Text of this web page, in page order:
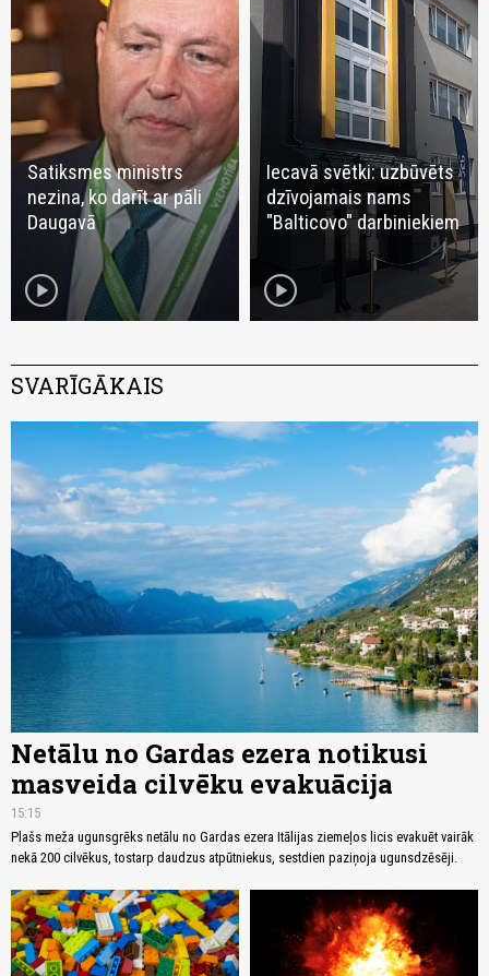
Satiksmes ministrs
nezina, ko darīt ar pāli
Daugavā
play_circle
Iecavā svētki: uzbūvēts
dzīvojamais nams
"Balticovo" darbiniekiem
play_circle
SVARĪGĀKAIS
Netālu no Gardas ezera notikusi
masveida cilvēku evakuācija
15:15
Plašs meža ugunsgrēks netālu no Gardas ezera Itālijas ziemeļos licis evakuēt vairāk
nekā 200 cilvēkus, tostarp daudzus atpūtniekus, sestdien paziņoja ugunsdzēsēji.